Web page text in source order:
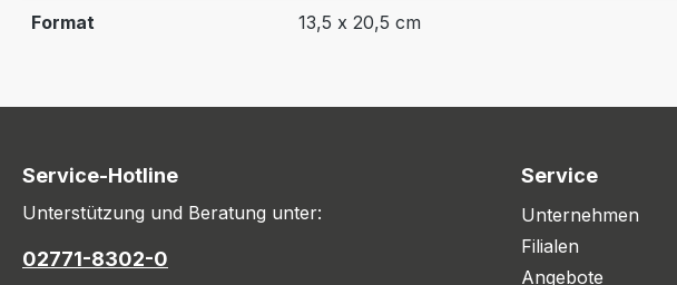
Format 13,5 x 20,5 cm
Service-Hotline
Unterstützung und Beratung unter:
02771-8302-0
Service
Unternehmen
Filialen
Angebote